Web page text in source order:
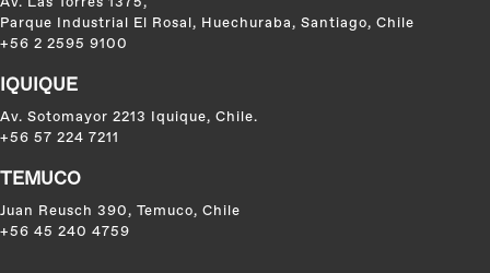
Parque Industrial El Rosal, Huechuraba, Santiago, Chile
+56 2 2595 9100
IQUIQUE
Av. Sotomayor 2213 Iquique, Chile.
+56 57 224 7211
TEMUCO
Juan Reusch 390, Temuco, Chile
+56 45 240 4759